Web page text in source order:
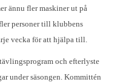
ännu fler maskiner ut på
personer till klubbens
vecka för att hjälpa till.
och efterlyste
under säsongen. Kommittén